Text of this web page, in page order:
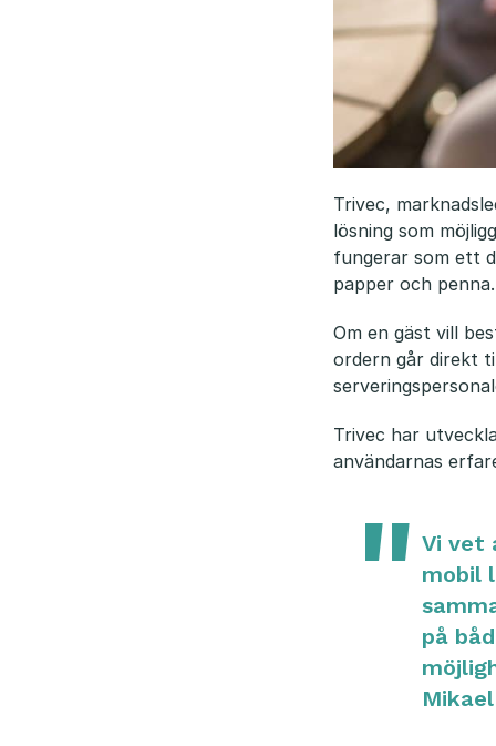
Trivec,
lösning som
fungerar som ett
papper och penna.
Om en gäst vill
ordern går direkt
Trivec har
användarnas
Vi vet
mobil
på